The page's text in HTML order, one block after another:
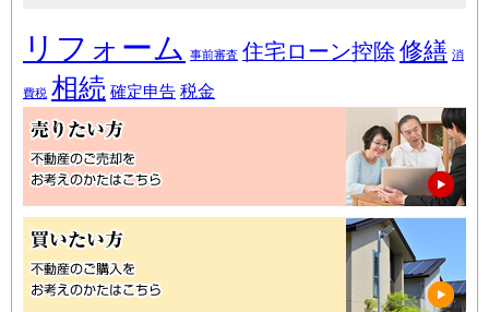
リフォーム 事前審査 住宅ローン控除 修繕 消
費税 相続 確定申告 税金